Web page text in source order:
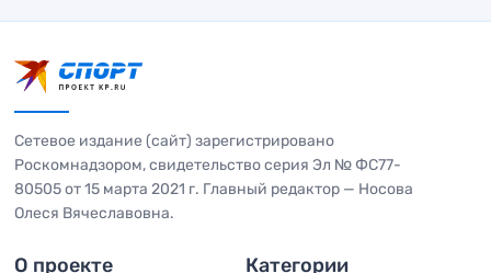
Сетевое издание (сайт) зарегистрировано
Роскомнадзором, свидетельство серия Эл № ФС77-
80505 от 15 марта 2021 г. Главный редактор — Носова
Олеся Вячеславовна.
О проекте Категории